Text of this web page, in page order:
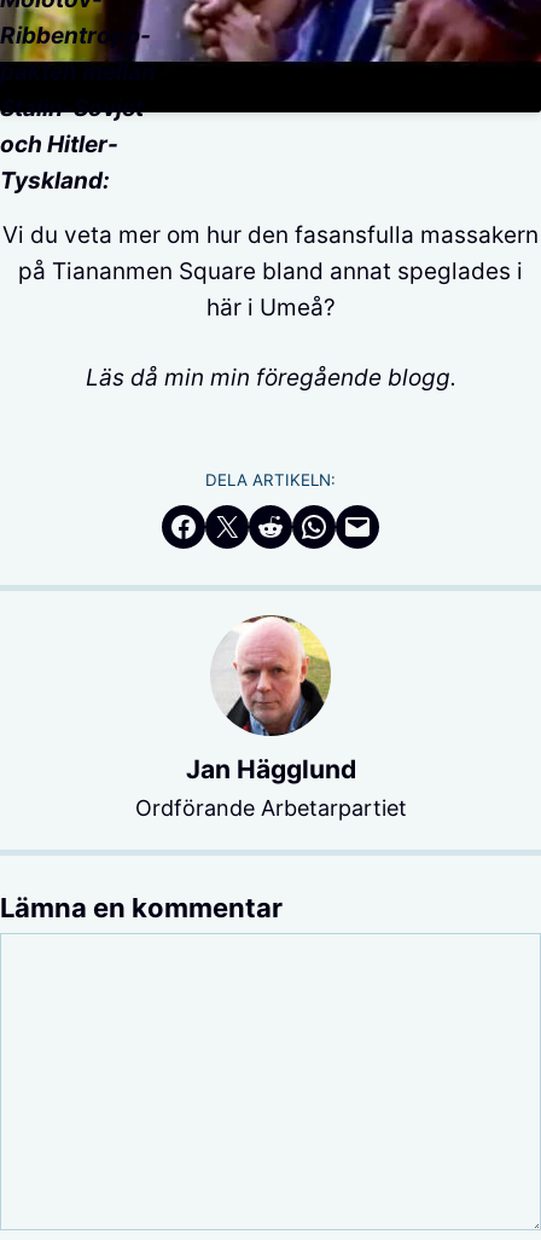
Ribbentropp-
pakten mellan
Stalin-Sovjet
och Hitler-
Tyskland:
Vi du veta mer om hur den fasansfulla massakern
på Tiananmen Square bland annat speglades i
här i Umeå?
Läs då min min föregående blogg.
DELA ARTIKELN:
Dela på Facebook
Dela på Twitter
Dela på RedditDela i WhatsApp
Maila en länk
Jan Hägglund
Ordförande Arbetarpartiet
Lämna en kommentar